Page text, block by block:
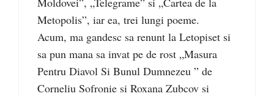
Metopolis”, iar ea, trei lungi poeme.
Acum, ma gandesc sa renunt la Letopiset si
sa pun mana sa invat pe de rost „Masura
Pentru Diavol Si Bunul Dumnezeu ” de
Corneliu Sofronie si Roxana Zubcov si